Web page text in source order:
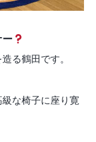
ー
る鶴田です。
な椅子に座り寛